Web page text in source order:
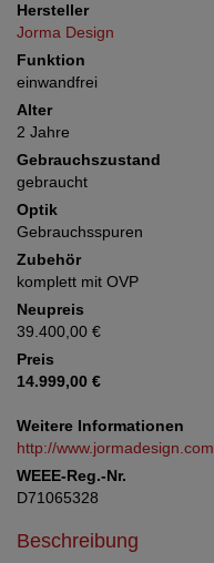
Hersteller
Jorma Design
Funktion
einwandfrei
Alter
2 Jahre
Gebrauchszustand
gebraucht
Optik
Gebrauchsspuren
Zubehör
komplett mit OVP
Neupreis
39.400,00 €
Preis
14.999,00 €
Weitere Informationen
http://www.jormadesign.com
WEEE-Reg.-Nr.
D71065328
Beschreibung